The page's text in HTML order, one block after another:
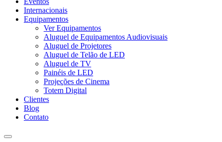
Internacionais
Equipamentos
Ver Equipamentos
Aluguel de Equipamentos Audiovisuais
Aluguel de Projetores
Aluguel de Telão de LED
Aluguel de TV
Painéis de LED
Projeções de Cinema
Totem Digital
Clientes
Blog
Contato